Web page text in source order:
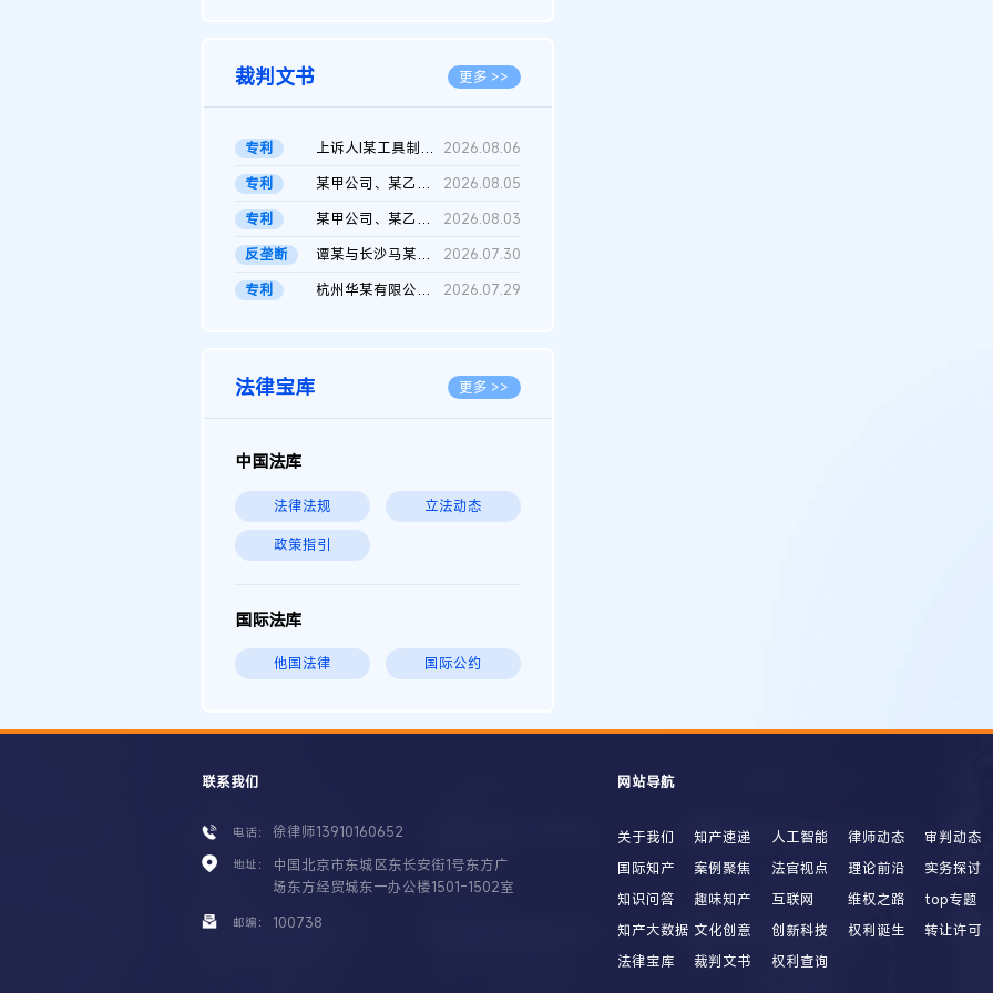
裁判文书 更多 >>
专利 上诉人I某工具制品有限公司与被上诉人程某及一审被告中华人民共和...
2026.08.06
专利
某甲公司、某乙公司、某丙公司申请诉前行为保全复议裁定书
2026.08.05
专利
某甲公司、某乙公司、官某与某丙公司专利申请权权属纠纷 二审判决...
2026.08.03
反垄断
谭某与长沙马某堆农产品股份有限公司滥用市场支配地位纠纷二审裁...
2026.07.30
专利
杭州华某有限公司与菲某有限公司侵害发明专利权纠纷 2026.07.29
法律宝库 更多 >>
中国法库
法律法规 立法动态
政策指引
国际法库
他国法律 国际公约
联系我们
电话： 徐律师13910160652
地址：
中国北京市东城区东长安街1号东方广
场东方经贸城东一办公楼1501-1502室
邮编： 100738
网站导航
关于我们 知产速递 人工智能 律师动态
审判动态
国际知产
案例聚焦 法官视点 理论前沿
实务探讨
知识问答
趣味知产 互联网 维权之路
top专题
知产大数据 文化创意 创新科技 权利诞生
转让许可
法律宝库
裁判文书 权利查询